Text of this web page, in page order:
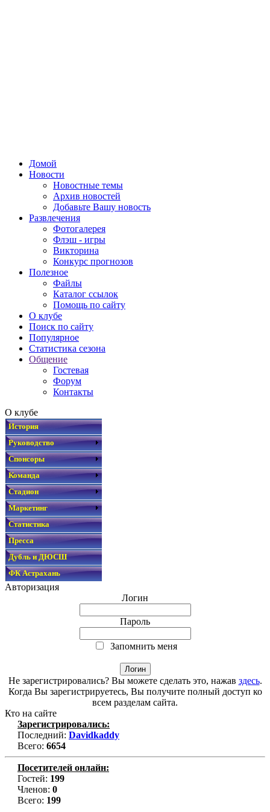
Домой
Новости
Новостные темы
Архив новостей
Добавьте Вашу новость
Развлечения
Фотогалерея
Флэш - игры
Викторина
Конкурс прогнозов
Полезное
Файлы
Каталог ссылок
Помощь по сайту
О клубе
Поиск по сайту
Популярное
Статистика сезона
Общение
Гостевая
Форум
Контакты
О клубе
История
Руководство
Спонсоры
Команда
Стадион
Маркетинг
Статистика
Пресса
Дубль и ДЮСШ
ФК Астрахань
Авторизация
Логин
Пароль
Запомнить меня
Не зарегистрировались? Вы можете сделать это, нажав здесь.
Когда Вы зарегистрируетесь, Вы получите полный доступ ко
всем разделам сайта.
Кто на сайте
Зарегистрировались:
Последний: Davidkaddy
Всего: 6654
Посетителей онлайн:
Гостей: 199
Членов: 0
Всего: 199